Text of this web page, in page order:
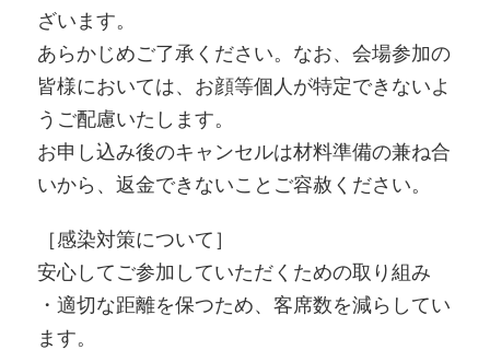
ざいます。
あらかじめご了承ください。なお、会場参加の
皆様においては、お顔等個人が特定できないよ
うご配慮いたします。
お申し込み後のキャンセルは材料準備の兼ね合
いから、返金できないことご容赦ください。
［感染対策について］
安心してご参加していただくための取り組み
・適切な距離を保つため、客席数を減らしてい
ます。